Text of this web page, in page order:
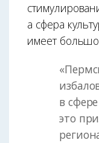
а сфера
имеет
в
это